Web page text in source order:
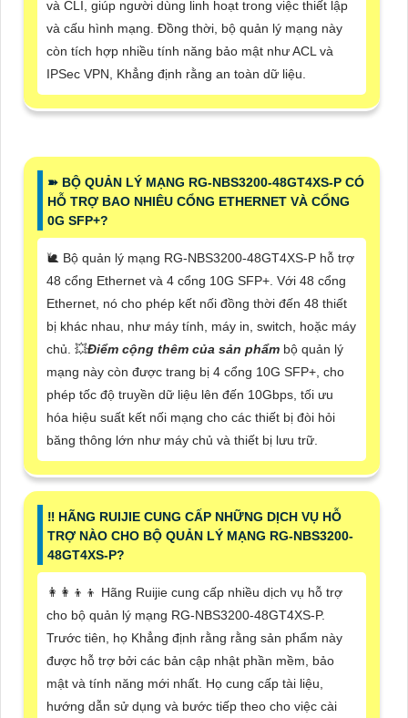
và CLI, giúp người dùng linh hoạt trong việc thiết lập
và cấu hình mạng. Đồng thời, bộ quản lý mạng này
còn tích hợp nhiều tính năng bảo mật như ACL và
IPSec VPN, Khẳng định rằng an toàn dữ liệu.
➽ BỘ QUẢN LÝ MẠNG RG-NBS3200-48GT4XS-P CÓ
HỖ TRỢ BAO NHIÊU CỔNG ETHERNET VÀ CỔNG
0G SFP+?
🐌 Bộ quản lý mạng RG-NBS3200-48GT4XS-P hỗ trợ
48 cổng Ethernet và 4 cổng 10G SFP+. Với 48 cổng
Ethernet, nó cho phép kết nối đồng thời đến 48 thiết
bị khác nhau, như máy tính, máy in, switch, hoặc máy
chủ. 💥Điểm cộng thêm của sản phẩm bộ quản lý
mạng này còn được trang bị 4 cổng 10G SFP+, cho
phép tốc độ truyền dữ liệu lên đến 10Gbps, tối ưu
hóa hiệu suất kết nối mạng cho các thiết bị đòi hỏi
băng thông lớn như máy chủ và thiết bị lưu trữ.
‼️ HÃNG RUIJIE CUNG CẤP NHỮNG DỊCH VỤ HỖ
TRỢ NÀO CHO BỘ QUẢN LÝ MẠNG RG-NBS3200-
48GT4XS-P?
👩‍👩‍👦‍👦 Hãng Ruijie cung cấp nhiều dịch vụ hỗ trợ
cho bộ quản lý mạng RG-NBS3200-48GT4XS-P.
Trước tiên, họ Khẳng định rằng rằng sản phẩm này
được hỗ trợ bởi các bản cập nhật phần mềm, bảo
mật và tính năng mới nhất. Họ cung cấp tài liệu,
hướng dẫn sử dụng và bước tiếp theo cho việc cài